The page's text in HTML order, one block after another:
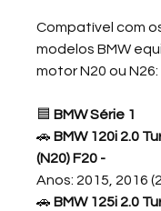
Compatível com
modelos BMW
motor N20 ou N26:
🟦 BMW Série 1
🚗 BMW 120i 2.0
(N20) F20 -
Anos: 2015, 2016
🚗 BMW 125i 2.0